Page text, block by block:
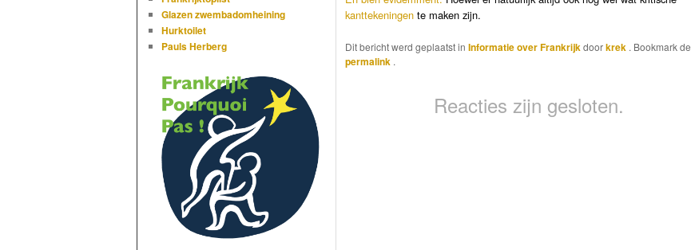
kanttekeningen te maken zijn.
Dit bericht werd geplaatst inInformatie over Frankrijkdoorkrek . Bookmark de
permalink .
Reacties zijn gesloten.
Glazen zwembadomheining
Hurktoilet
Pauls Herberg